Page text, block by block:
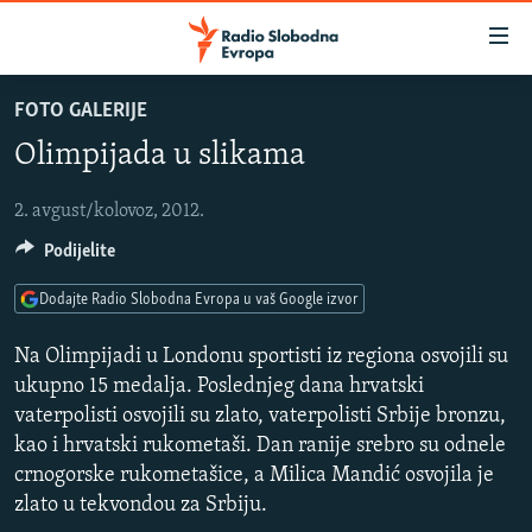
na
glavni
Pređite
na
navigaciju
na
pretragu
BOSNA I HERCEGOVINA
SRBIJA
KOSOVO
CRNA GORA
VIZUELNO
VIDEO
FOTOGALERIJE
INFOGRAFIKE
PODCASTI
RAT U UKRAJINI
KINA NA BALKANU
RSE PRIČE IZ SVIJETA
FOTO GALERIJE
Olimpijada u slikama
2. avgust/kolovoz, 2012.
Na Olimpijadi u Londonu sportisti iz regiona osvojili su
ukupno 15 medalja. Poslednjeg dana hrvatski
vaterpolisti osvojili su zlato, vaterpolisti Srbije bronzu,
kao i hrvatski rukometaši. Dan ranije srebro su odnele
crnogorske rukometašice, a Milica Mandić osvojila je
zlato u tekvondou za Srbiju.
Podijelite
Dodajte Radio Slobodna Evropa u vaš Google izvor
SLUŠAJTE
YouTube Music
Spotify
YouTube
Pratite